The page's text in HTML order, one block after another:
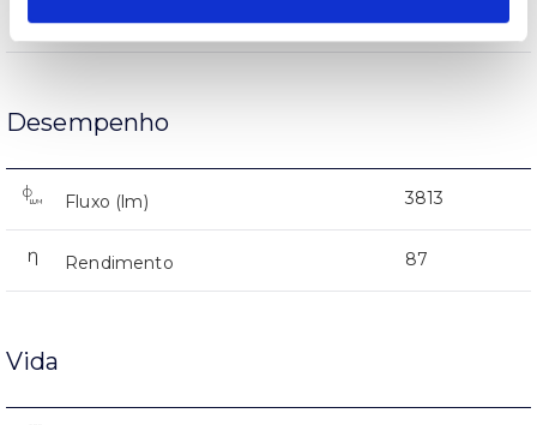
Corpo AL iap
Desempenho
Fluxo (lm) 3813
Rendimento 87
Vida